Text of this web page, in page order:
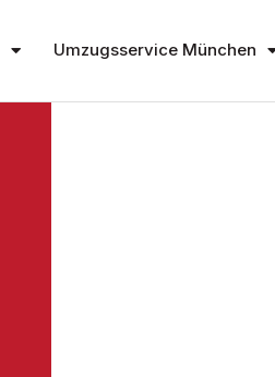
Umzugsservice München